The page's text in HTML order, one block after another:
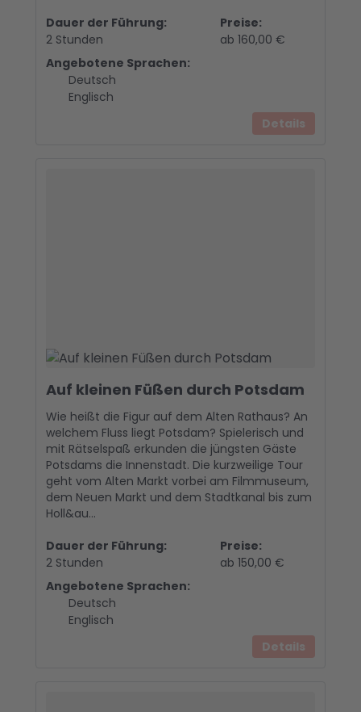
Dauer der Führung:
2 Stunden
Angebotene Sprachen:
Deutsch
Englisch
Preise:
ab 160,00 €
Details
Auf kleinen Füßen durch Potsdam
Wie heißt die Figur auf dem Alten Rathaus? An
welchem Fluss liegt Potsdam? Spielerisch und
mit Rätselspaß erkunden die jüngsten Gäste
Potsdams die Innenstadt. Die kurzweilige Tour
geht vom Alten Markt vorbei am Filmmuseum,
dem Neuen Markt und dem Stadtkanal bis zum
Holl&au...
Dauer der Führung:
2 Stunden
Angebotene Sprachen:
Deutsch
Englisch
Preise:
ab 150,00 €
Details